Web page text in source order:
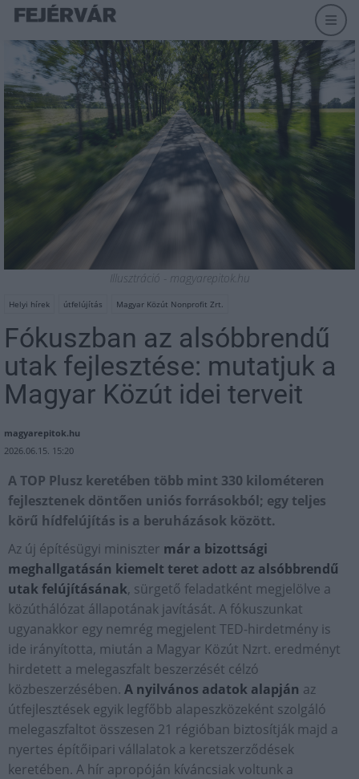
Illusztráció - magyarepitok.hu
Helyi hírek útfelújítás Magyar Közút Nonprofit Zrt.
Fókuszban az alsóbbrendű
utak fejlesztése: mutatjuk a
Magyar Közút idei terveit
magyarepitok.hu
2026.06.15. 15:20
​A TOP Plusz keretében több mint 330 kilométeren
fejlesztenek döntően uniós forrásokból; egy teljes
körű hídfelújítás is a beruházások között.
Az új építésügyi miniszter már a bizottsági
meghallgatásán kiemelt teret adott az alsóbbrendű
utak felújításának, sürgető feladatként megjelölve a
közúthálózat állapotának javítását. A fókuszunkat
ugyanakkor egy nemrég megjelent TED-hirdetmény is
ide irányította, miután a Magyar Közút Nzrt. eredményt
hirdetett a melegaszfalt beszerzését célzó
közbeszerzésében. A nyilvános adatok alapján az
útfejlesztések egyik legfőbb alapeszközeként szolgáló
melegaszfaltot összesen 21 régióban biztosítják majd a
nyertes építőipari vállalatok a keretszerződések
keretében. A hír apropóján kíváncsiak voltunk a